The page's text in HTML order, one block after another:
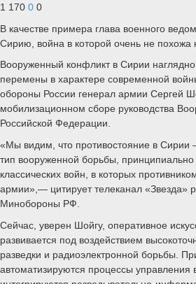
1 170 0 0
В качестве примера глава военного
Сирию, война в которой очень не похожа
Вооруженный конфликт в Сирии
перемены в характере современной
обороны России генерал армии Сергей
мобилизационном сборе руководства
Российской Федерации.
«Мы видим, что противостояние в Сирии
тип вооруженной борьбы,
классических войн, в которых
армии»,— цитирует телеканал «Звезда»
Минобороны РФ.
Сейчас, уверен Шойгу, оперативное
развивается под воздействием
разведки и радиоэлектронной борьбы.
автоматизируются процессы управления